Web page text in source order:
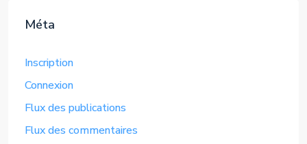
Méta
Inscription
Connexion
Flux des publications
Flux des commentaires